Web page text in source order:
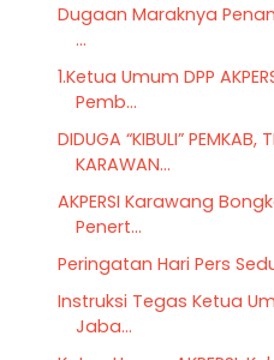
Dugaan Maraknya
...
1.Ketua Umum DPP
Pemb...
DIDUGA “KIBULI” PEMKAB,
KARAWAN...
AKPERSI Karawang
Penert...
Peringatan Hari Pers
Instruksi Tegas Ketua
Jaba...